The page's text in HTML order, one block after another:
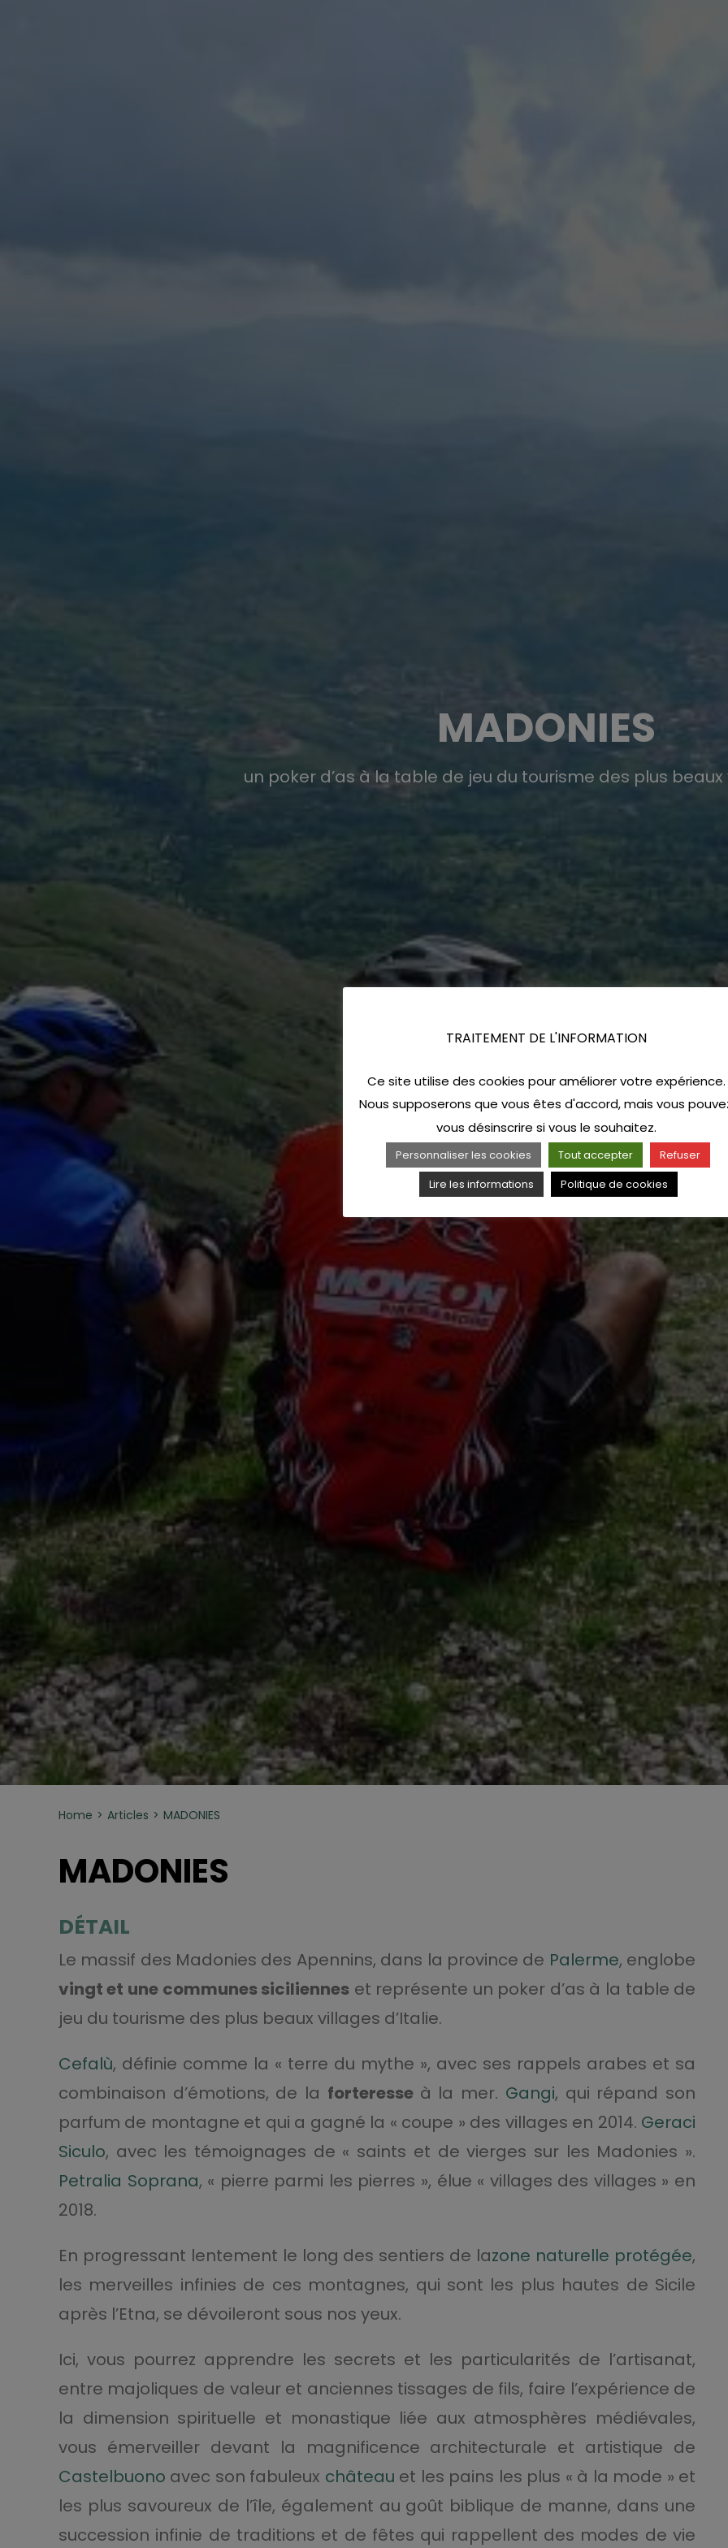
MADONIES
un poker d’as à la table de jeu du tourisme des plus beaux
Home Articles MADONIES
MADONIES
DÉTAIL
Le massif des Madonies des Apennins, dans la province de Palerme, englobe
vingt et une communes siciliennes et représente un poker d’as à la table de
jeu du tourisme des plus beaux villages d’Italie.
Cefalù, définie comme la « terre du mythe », avec ses rappels arabes et sa
combinaison d’émotions, de la forteresse à la mer. Gangi, qui répand son
parfum de montagne et qui a gagné la « coupe » des villages en 2014. Geraci
Siculo, avec les témoignages de « saints et de vierges sur les Madonies ».
Petralia Soprana, « pierre parmi les pierres », élue « villages des villages » en
2018.
En progressant lentement le long des sentiers de lazone naturelle protégée,
les merveilles infinies de ces montagnes, qui sont les plus hautes de Sicile
après l’Etna, se dévoileront sous nos yeux.
Ici, vous pourrez apprendre les secrets et les particularités de l’artisanat,
entre majoliques de valeur et anciennes tissages de fils, faire l’expérience de
la dimension spirituelle et monastique liée aux atmosphères médiévales,
vous émerveiller devant la magnificence architecturale et artistique de
Castelbuono avec son fabuleux château et les pains les plus « à la mode » et
les plus savoureux de l’île, également au goût biblique de manne, dans une
succession infinie de traditions et de fêtes qui rappellent des modes de vie
TRAITEMENT DE L'INFORMATION
Ce site utilise des cookies pour améliorer votre expérience.
Nous supposerons que vous êtes d'accord, mais vous
vous désinscrire si vous le souhaitez.
Personnaliser les cookies Tout accepter
Refuser
Lire les informations
Politique de cookies